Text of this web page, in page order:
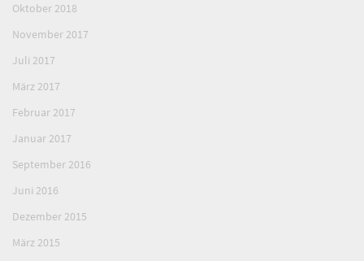
Oktober 2018
November 2017
Juli 2017
März 2017
Februar 2017
Januar 2017
September 2016
Juni 2016
Dezember 2015
März 2015